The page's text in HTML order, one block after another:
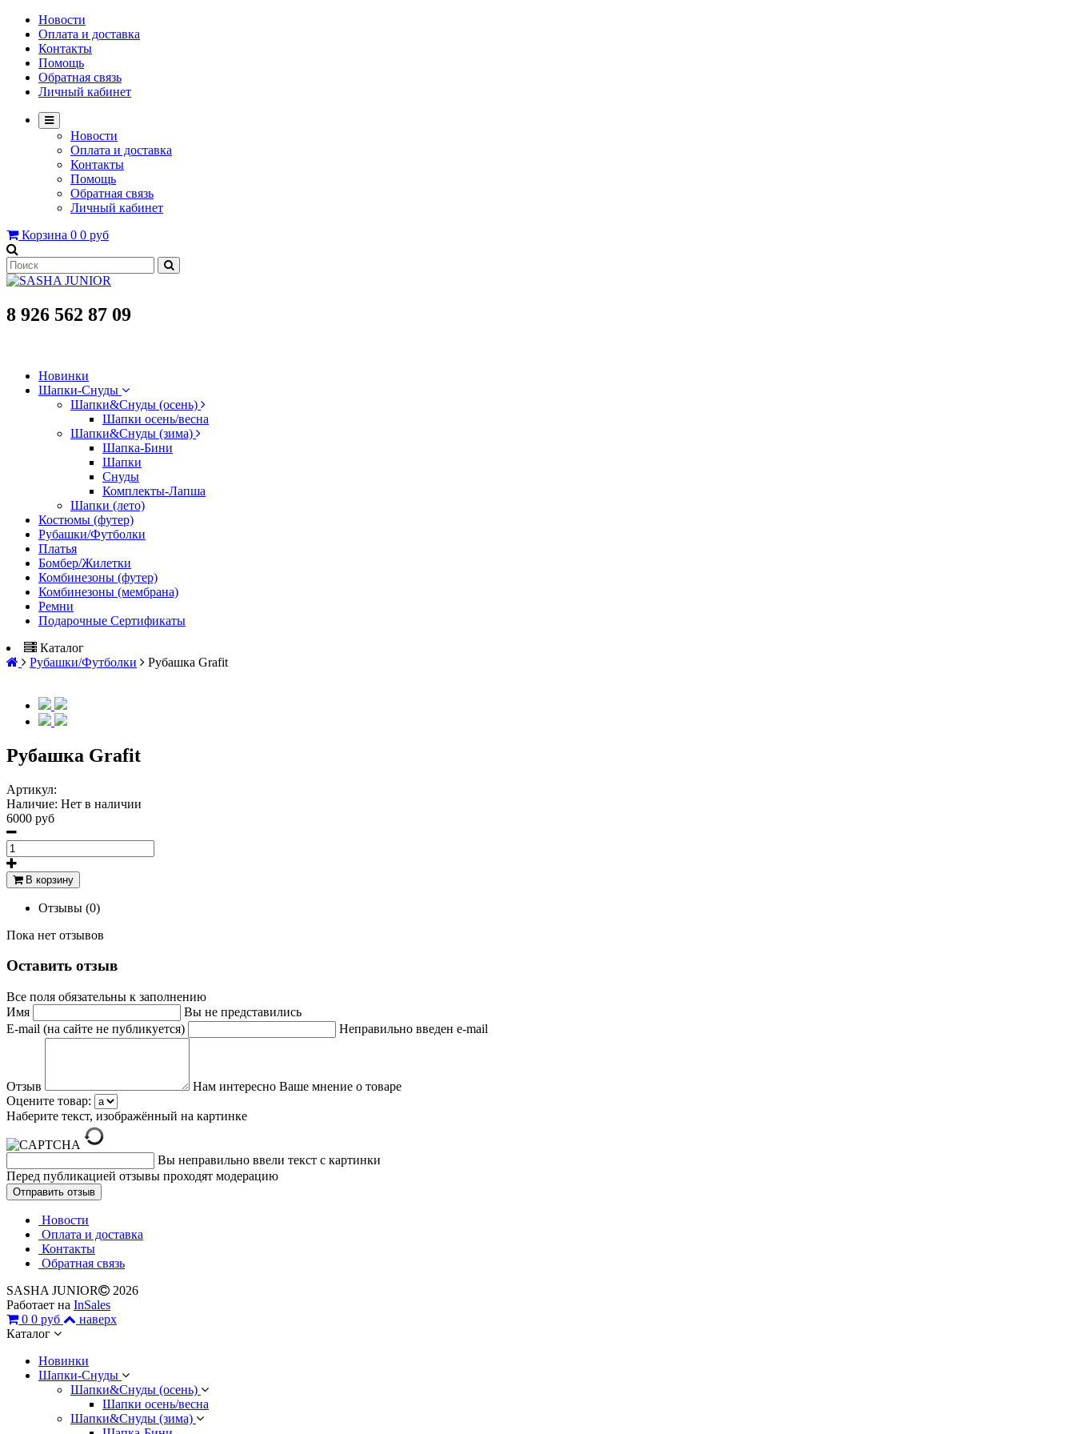
Новости
Оплата и доставка
Контакты
Помощь
Обратная связь
Личный кабинет
Новости
Оплата и доставка
Контакты
Помощь
Обратная связь
Личный кабинет
Корзина 0 0 руб
8 926 562 87 09
Новинки
Шапки-Снуды
Шапки&Cнуды (осень)
Шапки осень/весна
Шапки&Cнуды (зима)
Шапка-Бини
Шапки
Снуды
Комплекты-Лапша
Шапки (лето)
Костюмы (футер)
Рубашки/Футболки
Платья
Бомбер/Жилетки
Комбинезоны (футер)
Комбинезоны (мембрана)
Ремни
Подарочные Сертификаты
Каталог
Рубашки/Футболки
Рубашка Grafit
Рубашка Grafit
Артикул:
Наличие: Нет в наличии
6000 руб
В корзину
Отзывы (0)
Пока нет отзывов
Оставить отзыв
Все поля обязательны к заполнению
Имя
Вы не представились
E-mail (на сайте не публикуется)
Неправильно введен e-mail
Отзыв
Нам интересно Ваше мнение о товаре
Оцените товар:
Наберите текст, изображённый на картинке
Вы неправильно ввели текст с картинки
Перед публикацией отзывы проходят модерацию
Новости
Оплата и доставка
Контакты
Обратная связь
SASHA JUNIOR
2026
Работает на InSales
0 0 руб
наверх
Каталог
Новинки
Шапки-Снуды
Шапки&Cнуды (осень)
Шапки осень/весна
Шапки&Cнуды (зима)